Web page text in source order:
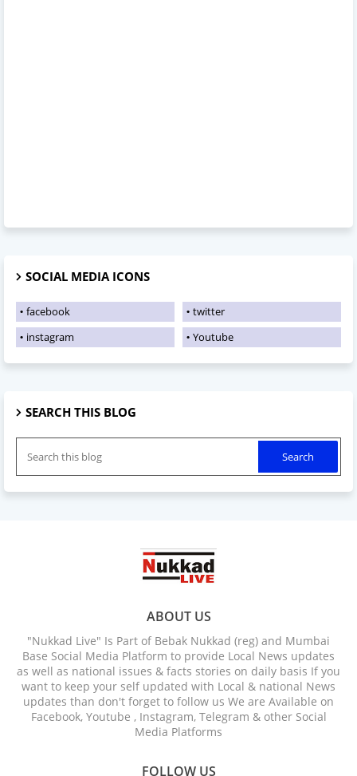
SOCIAL MEDIA ICONS
facebook
twitter
instagram
Youtube
SEARCH THIS BLOG
ABOUT US
"Nukkad Live" Is Part of Bebak Nukkad (reg) and Mumbai
Base Social Media Platform to provide Local News updates
as well as national issues & facts stories on daily basis If you
want to keep your self updated with Local & national News
updates than don't forget to follow us We are Available on
Facebook, Youtube , Instagram, Telegram & other Social
Media Platforms
FOLLOW US